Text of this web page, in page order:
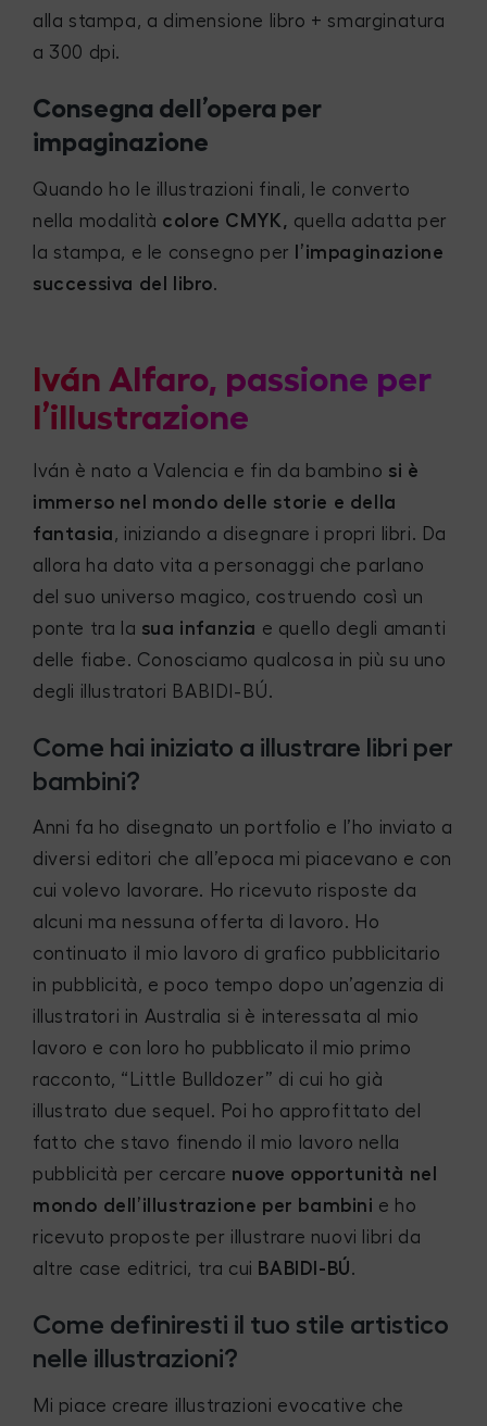
alla stampa, a dimensione libro + smarginatura
a 300 dpi.
Consegna dell’opera per
impaginazione
Quando ho le illustrazioni finali, le converto
nella modalità colore CMYK, quella adatta per
la stampa, e le consegno per
l’impaginazione
successiva del libro.
Iván Alfaro, passione per
l’illustrazione
Iván è nato a Valencia e fin da bambino si è
immerso nel mondo delle storie e della
fantasia , iniziando a disegnare i propri libri. Da
allora ha dato vita a personaggi che parlano
del suo universo magico, costruendo così un
ponte tra la sua infanzia e quello degli amanti
delle fiabe. Conosciamo qualcosa in più su uno
degli illustratori BABIDI-BÚ.
Come hai iniziato a illustrare libri per
bambini?
Anni fa ho disegnato un portfolio e l’ho inviato a
diversi editori che all’epoca mi piacevano e con
cui volevo lavorare. Ho ricevuto risposte da
alcuni ma nessuna offerta di lavoro. Ho
continuato il mio lavoro di grafico pubblicitario
in pubblicità, e poco tempo dopo un’agenzia di
illustratori in Australia si è interessata al mio
lavoro e con loro ho pubblicato il mio primo
racconto, “Little Bulldozer” di cui ho già
illustrato due sequel. Poi ho approfittato del
fatto che stavo finendo il mio lavoro nella
pubblicità per cercare nuove opportunità nel
mondo dell’illustrazione per bambini e ho
ricevuto proposte per illustrare nuovi libri da
altre case editrici, tra cui BABIDI-BÚ.
Come definiresti il ​​tuo stile artistico
nelle illustrazioni?
Mi piace creare illustrazioni evocative che